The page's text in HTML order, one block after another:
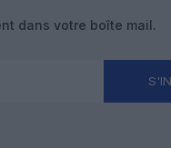
dans votre boîte mail.